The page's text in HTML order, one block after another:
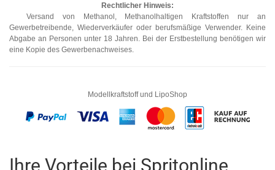
Rechtlicher Hinweis:
Versand von Methanol, Methanolhaltigen Kraftstoffen nur an
Gewerbetreibende, Wiederverkäufer oder berufsmäßige Verwender. Keine
Abgabe an Personen unter 18 Jahren. Bei der Erstbestellung benötigen wir
eine Kopie des Gewerbenachweises.
Modellkraftstoff und LipoShop
Ihre Vorteile bei Spritonline